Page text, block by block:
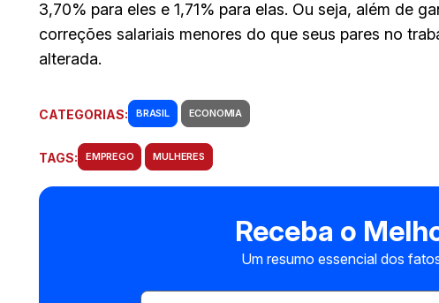
3,70% para eles e 1,71% para elas. Ou seja, além de
correções salariais menores do que seus pares no
alterada.
CATEGORIAS: BRASIL ECONOMIA
TAGS: EMPREGO MULHERES
Receba o
Um resumo essencial dos